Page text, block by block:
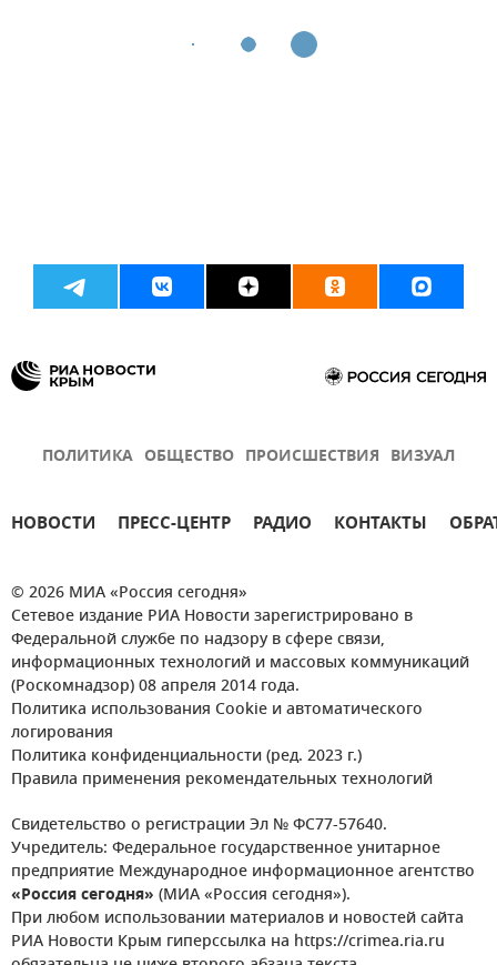
ПОЛИТИКА ОБЩЕСТВО ПРОИСШЕСТВИЯ ВИЗУАЛ
НОВОСТИ ПРЕСС-ЦЕНТР РАДИО КОНТАКТЫ
© 2026 МИА «Россия сегодня»
Сетевое издание РИА Новости зарегистрировано в
Федеральной службе по надзору в сфере связи,
информационных технологий и массовых коммуникаций
(Роскомнадзор) 08 апреля 2014 года.
Политика использования Cookie и автоматического
логирования
Политика конфиденциальности (ред. 2023 г.)
Правила применения рекомендательных технологий
Свидетельство о регистрации Эл № ФС77-57640.
Учредитель: Федеральное государственное унитарное
предприятие Международное информационное агентство
«Россия сегодня» (МИА «Россия сегодня»).
При любом использовании материалов и новостей сайта
РИА Новости Крым гиперссылка на https://crimea.ria.ru